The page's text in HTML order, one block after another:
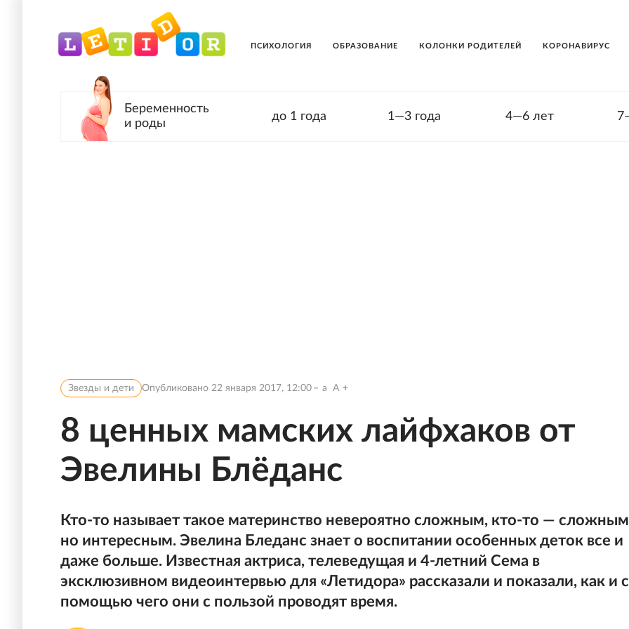
ПСИХОЛОГИЯ ОБРАЗОВАНИЕ КОЛОНКИ РОДИТЕЛЕЙ КОРОНАВИРУС
Беременность
и роды
до 1 года 1—3 года 4—6 лет
Звезды и дети Опубликовано 22 января 2017, 12:00 a A
8 ценных мамских лайфхаков от
Эвелины Блёданс
Кто-то называет такое материнство невероятно сложным, кто-то —
но интересным. Эвелина Бледанс знает о воспитании особенных деток все и
даже больше. Известная актриса, телеведущая и 4-летний Сема в
эксклюзивном видеоинтервью для «Летидора» рассказали и показали, как и с
помощью чего они с пользой проводят время.